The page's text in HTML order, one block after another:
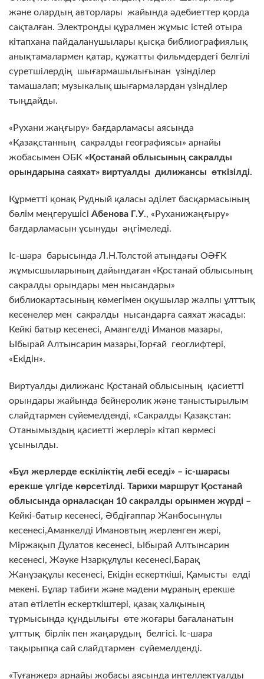
және олардың авторлары жайында әдебиеттер қорда
сақталған. Электронды құралмен жұмыс істей отыра
кітапхана пайдаланушылары қысқа библиографиялық
анықтамалармен қатар, құжатты фильмдердегі белгілі
суретшілердің шығармашылығынан үзінділер
тамашалап; музыкалық шығармалардан үзінділер
тыңдайды.
«Рухани жаңғыру» бағдарламасы аясында
«Қазақстанның сакралды географиясы» арнайы
жобасымен ОБК «Қостанай облысының сакралды
орындарына саяхат» виртуалды дилижансы өткізілді.
Құрметті қонақ Рудный қаласы әділет басқармасының
бөлім меңгерушісі Абенова Г.У., «Руханижаңғыру»
бағдарламасын ұсынуды әңгімеледі.
Іс-шара барысында Л.Н.Толстой атындағы ОӘҒК
жұмысшыларының дайындаған «Қостанай облысының
сакралды орындары мен нысандары»
библиокартасының көмегімен оқушылар жалпы ұлттық
кесенелер мен сакралды нысандарға саяхат жасады:
Кейкі батыр кесенесі, Амангелді Иманов мазары,
Ыбырай Алтынсарин мазары,Торғай геоглифтері,
«Екідін».
Виртуалды дилижанс Қостанай облысының қасиетті
орындары жайында бейнеролик және таныстырылым
слайдтармен сүйемелденді, «Сакралды Қазақстан:
Отанымыздың қасиетті жерлері» кітап көрмесі
ұсынылды.
«Бұл жерлерде ескіліктің лебі еседі» – іс-шарасы
ерекше үлгіде көрсетілді. Тарихи маршрут Қостанай
облысында орналасқан 10 сакралды орынмен жүрді –
Кейкі-батыр кесенесі, Әбдіғаппар Жанбосынұлы
кесенесі,Аманкелді Имановтың жерленген жері,
Міржақып Дулатов кесенесі, Ыбырай Алтынсарин
кесенесі, Жәуке Нзарқұлұлы кесенесі,Барақ
Жанұзақұлы кесенесі, Екідін ескерткіші, Қамысты елді
мекені. Бұлар табиғи және мәдени мұраның ерекше
атап өтілетін ескерткіштері, қазақ халқының
тұрмысында құндылығы өте жоғары бағаланатын
ұлттық бірлік пен жаңарудың белгісі. Іс-шара
тақырыпқа сай слайдтармен сүйемелденді.
«Туғанжер» арнайы жобасы аясында интеллектуалды